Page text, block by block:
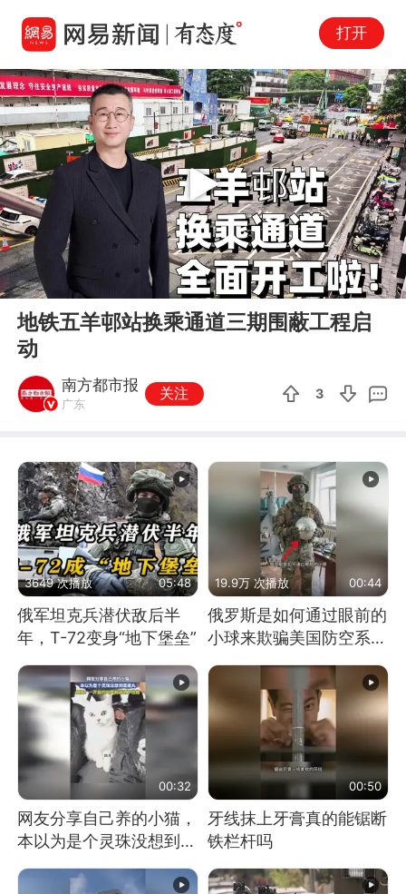
打开
00:00 01:25
Play
地铁五羊邨站换乘通道三期围蔽工程启
动
南方都市报
广东
关注 3
3649 次播放 05:48
俄军坦克兵潜伏敌后半
年，T-72变身“地下堡垒”
19.9万 次播放 00:44
俄罗斯是如何通过眼前的
小球来欺骗美国防空系统
的
00:32
网友分享自己养的小猫，
本以为是个灵珠没想到是
00:50
牙线抹上牙膏真的能锯断
铁栏杆吗